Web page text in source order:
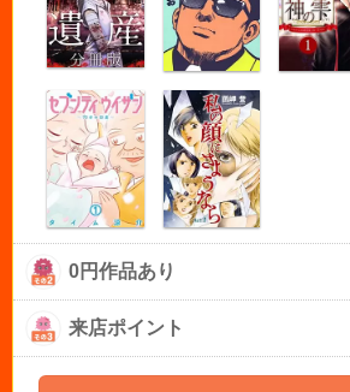
0円作品あり
来店ポイント